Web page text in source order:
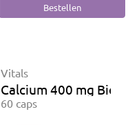
Vitals
Calcium 400 mg
60 caps